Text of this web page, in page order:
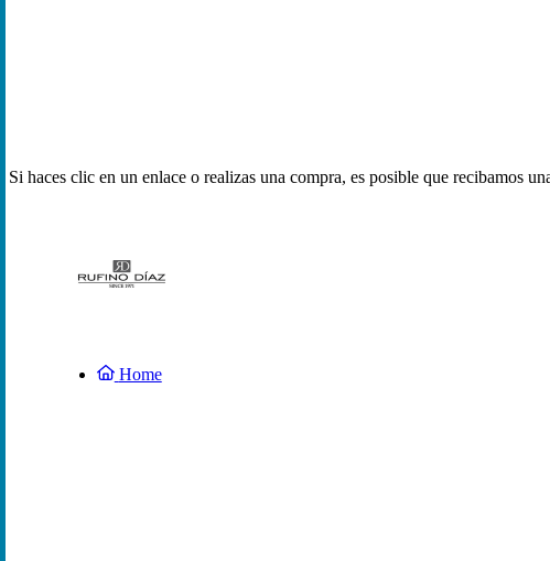
Si haces clic en un enlace o realizas una compra, es posible que recibamos
Home